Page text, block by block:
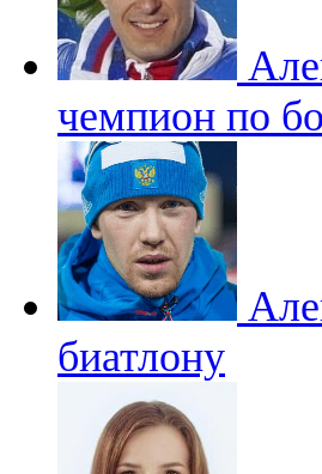
чемпион по
биатлону